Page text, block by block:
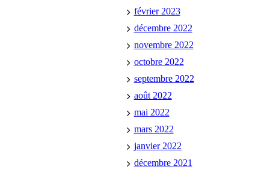
février 2023
décembre 2022
novembre 2022
octobre 2022
septembre 2022
août 2022
mai 2022
mars 2022
janvier 2022
décembre 2021